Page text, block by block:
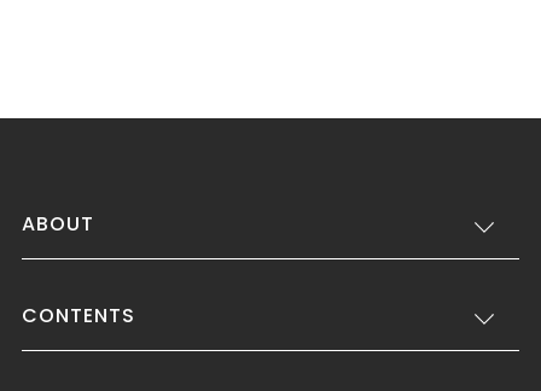
ABOUT
CONTENTS